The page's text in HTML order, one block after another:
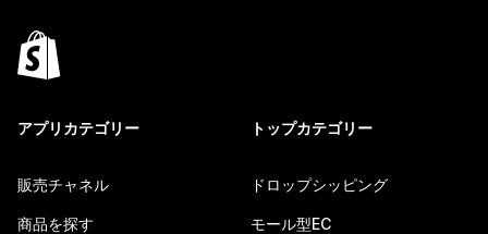
アプリカテゴリー
販売チャネル
商品を探す
トップカテゴリー
ドロップシッピング
モール型EC